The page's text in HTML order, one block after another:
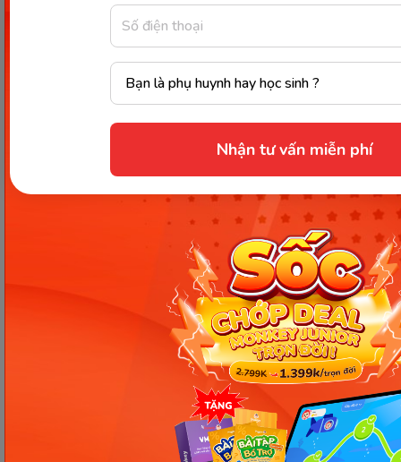
Nhận tư vấn miễn phí
Xem thêm: Trẻ 5 tuổi ngủ nhiều có tốt
trẻ 3 tuổi cần ngủ bao nhiêu là đủ ? Cha mẹ đã
lập cho con một chế độ sinh hoạt lành mạnh trong
Chia sẻ ngay
Thông tin trong bài viết được tổng hợp nhằm
mục đích tham khảo và có thể thay đổi mà
không cần báo trước. Quý khách vui lòng
kiểm tra lại qua các kênh chính thức hoặc liên
hệ trực tiếp với đơn vị liên quan để nắm bắt